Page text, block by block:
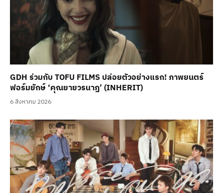
GDH ร่วมกับ TOFU FILMS ปล่อยตัวอย่างแรก! ภาพยนตร์
ฟอร์มยักษ์ ‘คุณยายวรนาฏ’ (INHERIT)
6 สิงหาคม 2026